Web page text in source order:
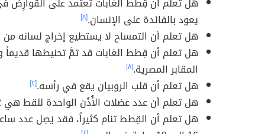
يعود بالفائدة على الإنسان.[٨]
هل تعلم أن التمساح لا يستطيع إخراج لسانه
هل تعلم أن قِطط الغابات قد تمَّ تحنيطها
المقابر المصرية.[٨]
هل تعلم أن قلب الروبيان يقع في رأسه.[٢]
هل تعلم أن عدد عضلات الأُذُن الواحدة للقط هي 32 عضلة.
هل تعلم أن القِطط تنام كثيراً، فقد يَصِل عدد